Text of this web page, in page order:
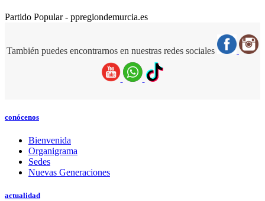
Partido Popular - ppregiondemurcia.es
También puedes encontrarnos en nuestras redes sociales
conócenos
Bienvenida
Organigrama
Sedes
Nuevas Generaciones
actualidad